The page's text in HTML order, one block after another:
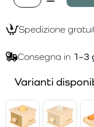
Spedizione
Consegna in 1–3
Varianti